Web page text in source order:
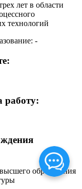
лет в области
технологий
-
работу:
образования